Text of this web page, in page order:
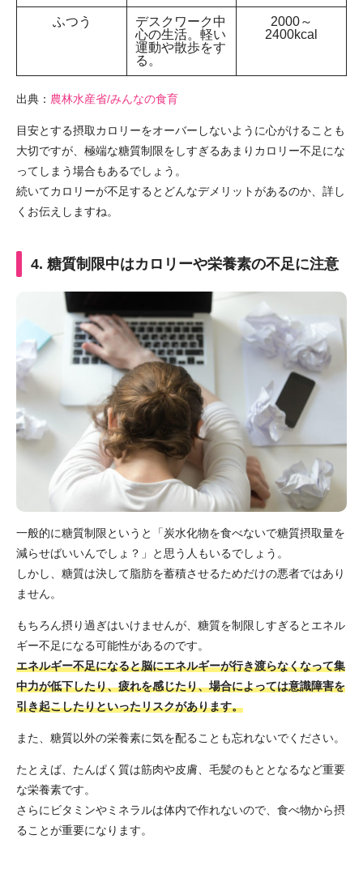
ふつう
デスクワーク中
心の生活。軽い
運動や散歩をす
る。
2000～
2400kcal
出典： 農林水産省/みんなの食育
目安とする摂取カロリーをオーバーしないように心がけることも
大切ですが、極端な糖質制限をしすぎるあまりカロリー不足にな
ってしまう場合もあるでしょう。
続いてカロリーが不足するとどんなデメリットがあるのか、詳し
くお伝えしますね。
4. 糖質制限中はカロリーや栄養素の不足に注意
一般的に糖質制限というと「炭水化物を食べないで糖質摂取量を
減らせばいいんでしょ？」と思う人もいるでしょう。
しかし、糖質は決して脂肪を蓄積させるためだけの悪者ではあり
ません。
もちろん摂り過ぎはいけませんが、糖質を制限しすぎるとエネル
ギー不足になる可能性があるのです。
エネルギー不足になると脳にエネルギーが行き渡らなくなって集
中力が低下したり、疲れを感じたり、場合によっては意識障害を
引き起こしたりといったリスクがあります。
また、糖質以外の栄養素に気を配ることも忘れないでください。
たとえば、たんぱく質は筋肉や皮膚、毛髪のもととなるなど重要
な栄養素です。
さらにビタミンやミネラルは体内で作れないので、食べ物から摂
ることが重要になります。